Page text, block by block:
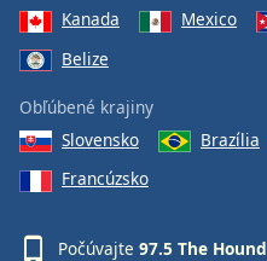
Kanada
Mexico
Belize
Obľúbené krajiny
Slovensko
Brazília
Francúzsko
Počúvajte 97.5 The Hound